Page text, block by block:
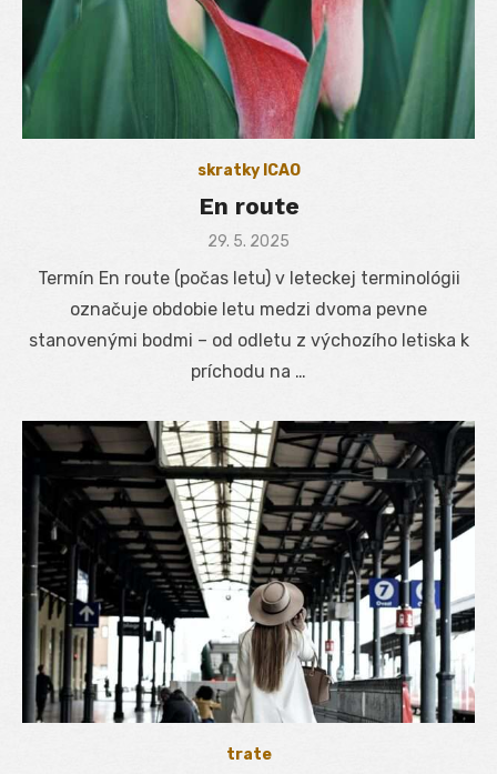
skratky ICAO
En route
Posted
29. 5. 2025
Termín En route (počas letu) v leteckej terminológii
označuje obdobie letu medzi dvoma pevne
stanovenými bodmi – od odletu z výchozího letiska k
príchodu na …
trate